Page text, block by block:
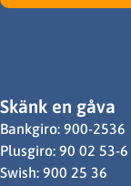
Skänk en gåva
Bankgiro: 900-2536
Plusgiro: 90 02 53-6
Swish: 900 25 36